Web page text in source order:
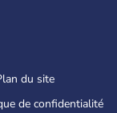
du site
de confidentialité